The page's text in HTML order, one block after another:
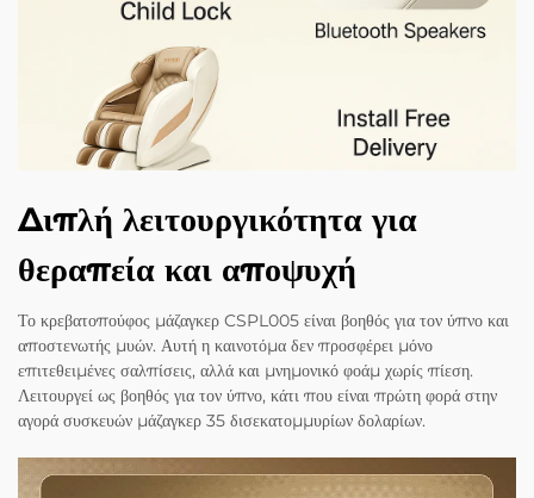
Διπλή λειτουργικότητα για
θεραπεία και αποψυχή
Το κρεβατοπούφος μάζαγκερ CSPL005 είναι βοηθός για τον ύπνο και
αποστενωτής μυών. Αυτή η καινοτόμα δεν προσφέρει μόνο
επιτεθειμένες σαλπίσεις, αλλά και μνημονικό φοάμ χωρίς πίεση.
Λειτουργεί ως βοηθός για τον ύπνο, κάτι που είναι πρώτη φορά στην
αγορά συσκευών μάζαγκερ 35 δισεκατομμυρίων δολαρίων.